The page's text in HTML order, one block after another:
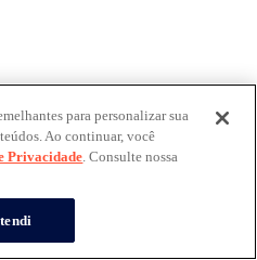
para personalizar sua
Ao continuar, você
Privacidade. Consulte nossa